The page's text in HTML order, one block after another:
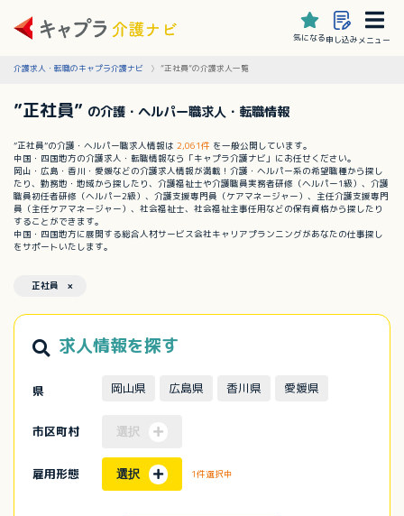
気になる申し込みメニュー
介護求人・転職のキャプラ介護ナビ ”正社員”の介護求人一覧
”正社員” の介護・ヘルパー職求人・転職情報
”正社員”の介護・ヘルパー職求人情報は 2,061件 を一般公開しています。
中国・四国地方の介護求人・転職情報なら「キャプラ介護ナビ」にお任せください。
岡山・広島・香川・愛媛などの介護求人情報が満載！介護・ヘルパー系の希望職種から探し
たり、勤務地・地域から探したり、介護福祉士や介護職員実務者研修（ヘルパー1級）、介護
職員初任者研修（ヘルパー2級）、介護支援専門員（ケアマネージャー）、主任介護支援専門
員（主任ケアマネージャー）、社会福祉士、社会福祉主事任用などの保有資格から探したり
することができます。
中国・四国地方に展開する総合人材サービス会社キャリアプランニングがあなたの仕事探し
をサポートいたします。
正社員 ×
求人情報を探す
県 岡山県 広島県 香川県 愛媛県
市区町村 選択
雇用形態 選択 1件選択中